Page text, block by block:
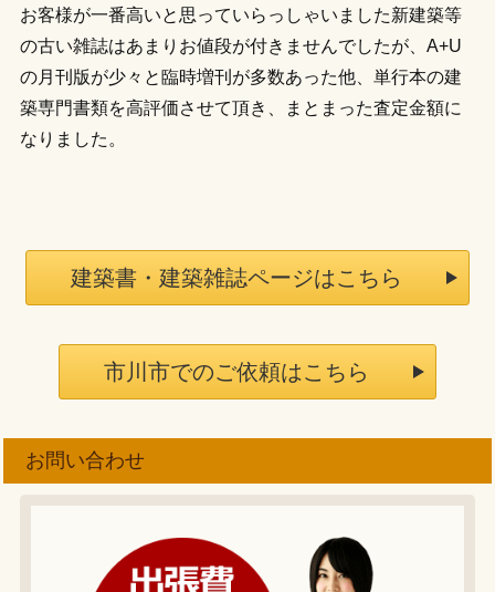
お客様が一番高いと思っていらっしゃいました新建築等
の古い雑誌はあまりお値段が付きませんでしたが、A+U
の月刊版が少々と臨時増刊が多数あった他、単行本の建
築専門書類を高評価させて頂き、まとまった査定金額に
なりました。
建築書・建築雑誌ページはこちら
市川市でのご依頼はこちら
お問い合わせ